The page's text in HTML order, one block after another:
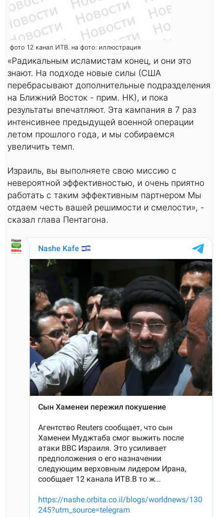
фото 12 канал ИТВ. на фото: иллюстрация
«Радикальным исламистам конец, и они это
знают. На подходе новые силы (США
перебрасывают дополнительные подразделения
на Ближний Восток - прим. НК), и пока
результаты впечатляют. Эта кампания в 7 раз
интенсивнее предыдущей военной операции
летом прошлого года, и мы собираемся
увеличить темп.
Израиль, вы выполняете свою миссию с
невероятной эффективностью, и очень приятно
работать с таким эффективным партнером Мы
отдаем честь вашей решимости и смелости», -
сказал глава Пентагона.